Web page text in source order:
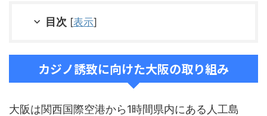
目次 [表示]
カジノ誘致に向けた大阪の取り組み
大阪は関西国際空港から1時間県内にある人工島